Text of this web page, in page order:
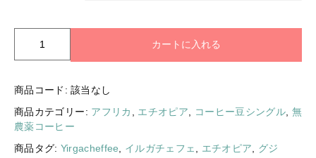
ピ
ボ
ン
ガ
カートに入れる
商品コード:該当なし
商品カテゴリー: アフリカ , エチオピア, コーヒー豆シングル, 無
農薬コーヒー
商品タグ: Yirgacheffee, イルガチェフェ, エチオピア, グジ